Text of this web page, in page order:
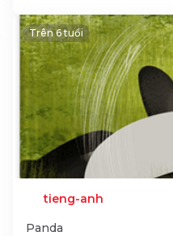
Trên 6 tuổi
tieng-anh
Panda